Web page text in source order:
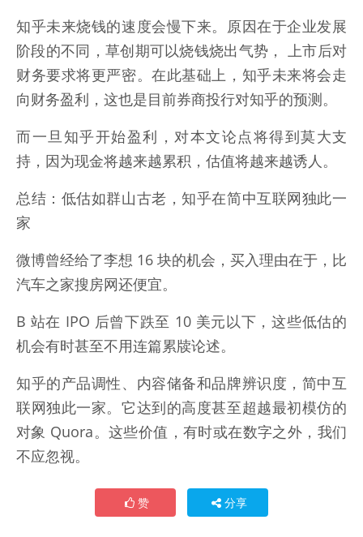
知乎未来烧钱的速度会慢下来。原因在于企业发展
阶段的不同，草创期可以烧钱烧出气势， 上市后对
财务要求将更严密。在此基础上，知乎未来将会走
向财务盈利，这也是目前券商投行对知乎的预测。
而一旦知乎开始盈利，对本文论点将得到莫大支
持，因为现金将越来越累积，估值将越来越诱人。
总结：低估如群山古老，知乎在简中互联网独此一
家
微博曾经给了李想 16 块的机会，买入理由在于，比
汽车之家搜房网还便宜。
B 站在 IPO 后曾下跌至 10 美元以下，这些低估的
机会有时甚至不用连篇累牍论述。
知乎的产品调性、内容储备和品牌辨识度，简中互
联网独此一家。它达到的高度甚至超越最初模仿的
对象 Quora。这些价值，有时或在数字之外，我们
不应忽视。
赞 分享